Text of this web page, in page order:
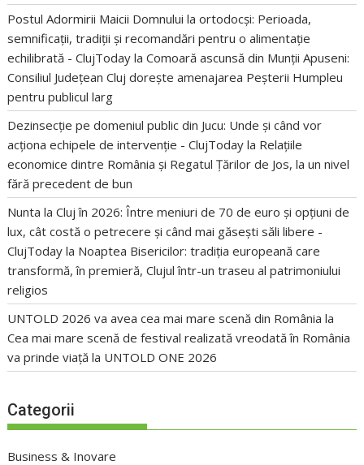
Postul Adormirii Maicii Domnului la ortodocși: Perioada,
semnificații, tradiții și recomandări pentru o alimentație
echilibrată - ClujToday laComoară ascunsă din Munții Apuseni:
Consiliul Județean Cluj dorește amenajarea Peșterii Humpleu
pentru publicul larg
Dezinsecție pe domeniul public din Jucu: Unde și când vor
acționa echipele de intervenție - ClujToday la Relațiile
economice dintre România și Regatul Țărilor de Jos, la un nivel
fără precedent de bun
Nunta la Cluj în 2026: Între meniuri de 70 de euro și opțiuni de
lux, cât costă o petrecere și când mai găsești săli libere -
ClujToday la Noaptea Bisericilor: tradiția europeană care
transformă, în premieră, Clujul într-un traseu al patrimoniului
religios
UNTOLD 2026 va avea cea mai mare scenă din România la
Cea mai mare scenă de festival realizată vreodată în România
va prinde viață la UNTOLD ONE 2026
Categorii
Business & Inovare